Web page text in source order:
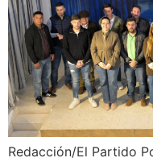
Redacción/El Partido